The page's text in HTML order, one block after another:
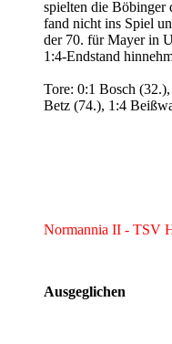
spielten die Böbinger
fand nicht ins Spiel
der 70. für Mayer in
1:4-Endstand
Tore: 0:1 Bosch
Betz (74.), 1:4
Normannia II - TSV
Ausgeglichen